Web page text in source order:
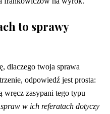
to sprawy
dlaczego twoja sprawa
odpowiedź jest prosta:
wręcz zasypani tego typu
w ich referatach dotyczy